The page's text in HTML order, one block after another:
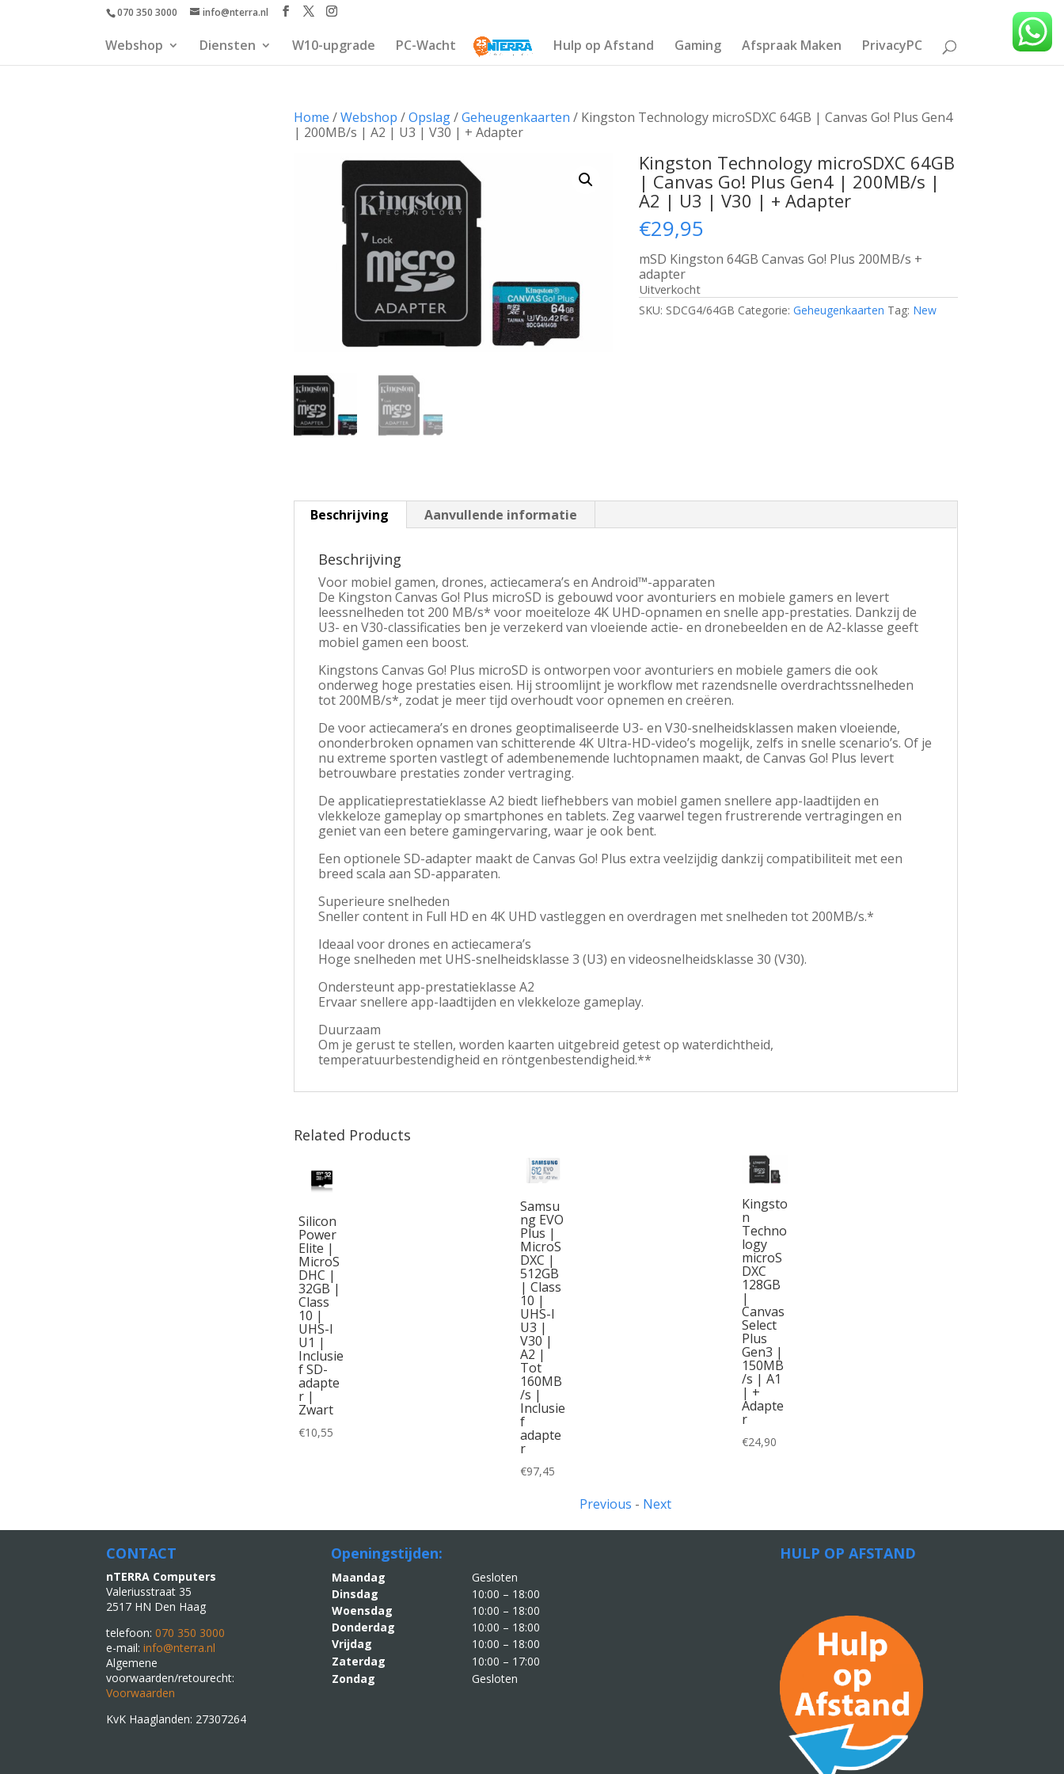
070 350 3000 info@nterra.nl
Webshop Diensten W10-upgrade PC-Wacht Hulp op Afstand Gaming Afspraak Maken PrivacyPC
Home /Webshop /Opslag/Geheugenkaarten / Kingston Technology microSDXC 64GB | Canvas Go! Plus Gen4
| 200MB/s | A2 | U3 | V30 | + Adapter
Kingston Technology microSDXC 64GB
| Canvas Go! Plus Gen4 | 200MB/s |
A2 | U3 | V30 | + Adapter
€29,95
mSD Kingston 64GB Canvas Go! Plus 200MB/s +
adapter
Uitverkocht
SKU: SDCG4/64GB Categorie:Geheugenkaarten Tag: New
Beschrijving Aanvullende informatie
Beschrijving
Voor mobiel gamen, drones, actiecamera’s en Android™-apparaten
De Kingston Canvas Go! Plus microSD is gebouwd voor avonturiers en mobiele gamers en levert
leessnelheden tot 200 MB/s* voor moeiteloze 4K UHD-opnamen en snelle app-prestaties. Dankzij de
U3- en V30-classificaties ben je verzekerd van vloeiende actie- en dronebeelden en de A2-klasse geeft
mobiel gamen een boost.
Kingstons Canvas Go! Plus microSD is ontworpen voor avonturiers en mobiele gamers die ook
onderweg hoge prestaties eisen. Hij stroomlijnt je workflow met razendsnelle overdrachtssnelheden
tot 200MB/s*, zodat je meer tijd overhoudt voor opnemen en creëren.
De voor actiecamera’s en drones geoptimaliseerde U3- en V30-snelheidsklassen maken vloeiende,
ononderbroken opnamen van schitterende 4K Ultra-HD-video’s mogelijk, zelfs in snelle scenario’s. Of je
nu extreme sporten vastlegt of adembenemende luchtopnamen maakt, de Canvas Go! Plus levert
betrouwbare prestaties zonder vertraging.
De applicatieprestatieklasse A2 biedt liefhebbers van mobiel gamen snellere app-laadtijden en
vlekkeloze gameplay op smartphones en tablets. Zeg vaarwel tegen frustrerende vertragingen en
geniet van een betere gamingervaring, waar je ook bent.
Een optionele SD-adapter maakt de Canvas Go! Plus extra veelzijdig dankzij compatibiliteit met een
breed scala aan SD-apparaten.
Superieure snelheden
Sneller content in Full HD en 4K UHD vastleggen en overdragen met snelheden tot 200MB/s.*
Ideaal voor drones en actiecamera’s
Hoge snelheden met UHS-snelheidsklasse 3 (U3) en videosnelheidsklasse 30 (V30).
Ondersteunt app-prestatieklasse A2
Ervaar snellere app-laadtijden en vlekkeloze gameplay.
Duurzaam
Om je gerust te stellen, worden kaarten uitgebreid getest op waterdichtheid,
temperatuurbestendigheid en röntgenbestendigheid.**
Related Products
Silicon
Power
Elite |
MicroS
DHC |
32GB |
Class
10 |
UHS-I
U1 |
Inclusie
f SD-
adapte
r |
Zwart
€10,55
Samsu
ng EVO
Plus |
MicroS
DXC |
512GB
| Class
10 |
UHS-I
U3 |
V30 |
A2 |
Tot
160MB
/s |
Inclusie
f
adapte
r
€97,45
Kingsto
n
Techno
logy
microS
DXC
128GB
|
Canvas
Select
Plus
Gen3 |
150MB
/s | A1
| +
Adapte
r
€24,90
Previous - Next
CONTACT
nTERRA Computers
Valeriusstraat 35
2517 HN Den Haag
telefoon:070 350 3000
e-mail:info@nterra.nl
Algemene
voorwaarden/retourecht:
Voorwaarden
KvK Haaglanden: 27307264
Openingstijden:
Maandag
Gesloten
Dinsdag
10:00 – 18:00
Woensdag
10:00 – 18:00
Donderdag
10:00 – 18:00
Vrijdag
10:00 – 18:00
Zaterdag
10:00 – 17:00
Zondag
Gesloten
HULP OP AFSTAND